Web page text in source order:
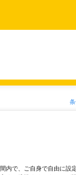
内で、ご自身で自由に設